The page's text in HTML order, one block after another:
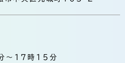
～17時15分